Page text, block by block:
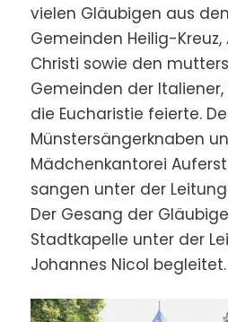
vielen Gläubigen aus
Gemeinden Heilig-
Christi sowie den
Gemeinden der
die Eucharistie feierte.
Münstersängerknaben
Mädchenkantorei
sangen unter der
Der Gesang der
Stadtkapelle unter der
Johannes Nicol begleitet.